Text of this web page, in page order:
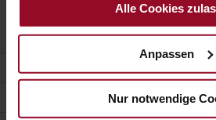
Alle Cookies
Anpassen
Nur notwendige
COSTUMER SERVICE